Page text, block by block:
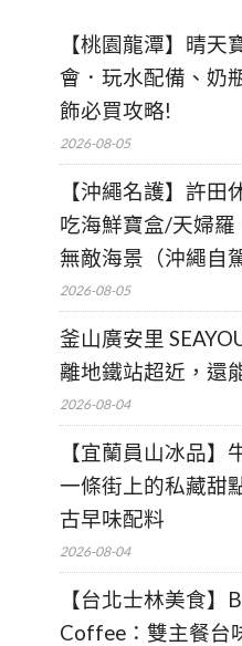
【桃園龍潭】晴天
會．玩水配備、奶
飾必買攻略!
2026-08-05
【沖繩名護】許田
吃海鮮寶盒/天婦
無敵海景（沖繩自
2026-08-05
釜山廣安里
離地鐵站超近，還
2026-08-04
【宜蘭員山冰品】
一條街上的私藏甜
古早味配料
2026-08-04
【台北士林美食】
Coffee：雙主餐台